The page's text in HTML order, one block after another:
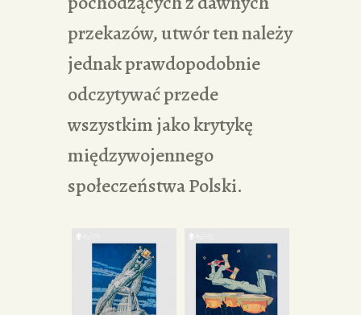
przekazów, utwór ten należy
jednak prawdopodobnie
odczytywać przede
wszystkim jako krytykę
międzywojennego
społeczeństwa Polski.